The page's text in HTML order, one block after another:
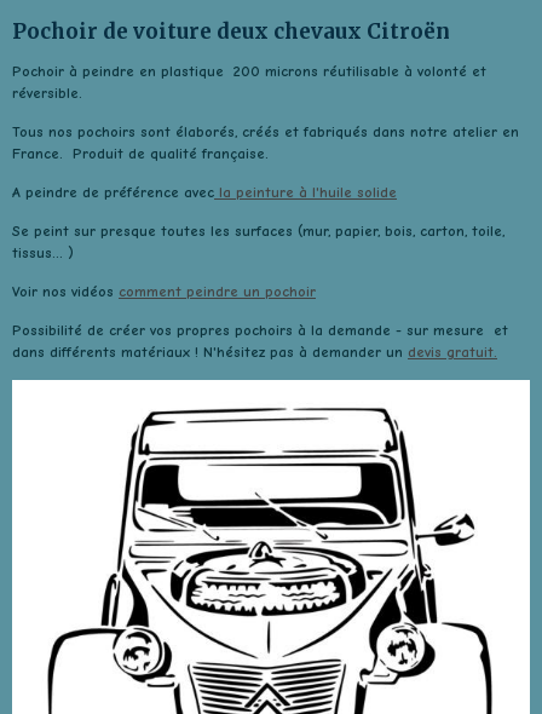
Pochoir de voiture deux chevaux Citroën
Pochoir à peindre en plastique 200 microns réutilisable à volonté et
réversible.
Tous nos pochoirs sont élaborés, créés et fabriqués dans notre atelier en
France. Produit de qualité française.
A peindre de préférence avec la peinture à l'huile solide
Se peint sur presque toutes les surfaces (mur, papier, bois, carton, toile,
tissus... )
Voir nos vidéos comment peindre un pochoir
Possibilité de créer vos propres pochoirs à la demande - sur mesure et
dans différents matériaux ! N'hésitez pas à demander un devis gratuit.